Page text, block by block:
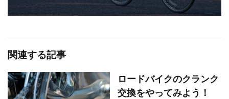
関連する記事
ロードバイクのクランク
交換をやってみよう！